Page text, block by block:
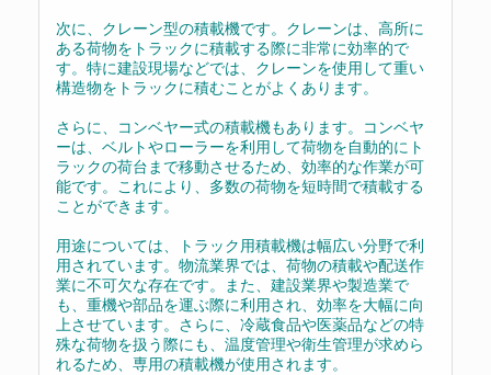
次に、クレーン型の積載機です。クレーンは、高所に
ある荷物をトラックに積載する際に非常に効率的で
す。特に建設現場などでは、クレーンを使用して重い
構造物をトラックに積むことがよくあります。
さらに、コンベヤー式の積載機もあります。コンベヤ
ーは、ベルトやローラーを利用して荷物を自動的にト
ラックの荷台まで移動させるため、効率的な作業が可
能です。これにより、多数の荷物を短時間で積載する
ことができます。
用途については、トラック用積載機は幅広い分野で利
用されています。物流業界では、荷物の積載や配送作
業に不可欠な存在です。また、建設業界や製造業で
も、重機や部品を運ぶ際に利用され、効率を大幅に向
上させています。さらに、冷蔵食品や医薬品などの特
殊な荷物を扱う際にも、温度管理や衛生管理が求めら
れるため、専用の積載機が使用されます。